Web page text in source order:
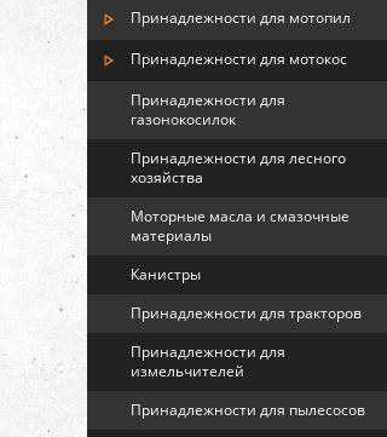
Принадлежности для мотопил
Принадлежности для мотокос
Принадлежности для
газонокосилок
Принадлежности для лесного
хозяйства
Моторные масла и смазочные
материалы
Канистры
Принадлежности для тракторов
Принадлежности для
измельчителей
Принадлежности для пылесосов